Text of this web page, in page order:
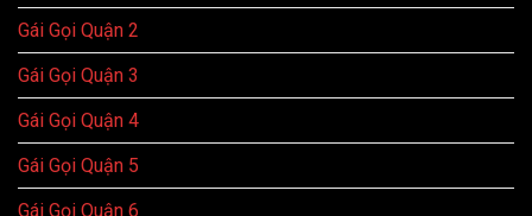
Gái Gọi Quận 2
Gái Gọi Quận 3
Gái Gọi Quận 4
Gái Gọi Quận 5
Gái Gọi Quận 6